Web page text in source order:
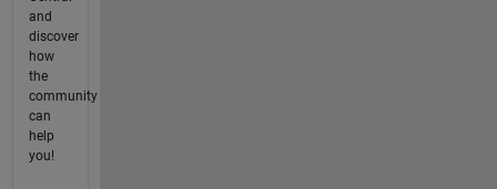
and
discover
how
the
community
can
help
you!